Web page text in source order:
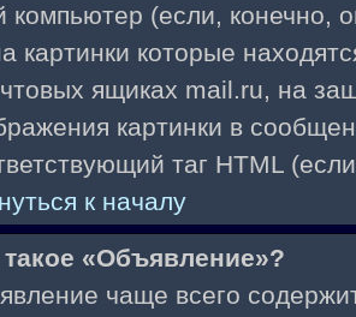
компьютер (если, конечно,
картинки которые
ящиках mail.ru, на
картинки в
таг HTML
к началу
такое «Объявление»?
чаще всего